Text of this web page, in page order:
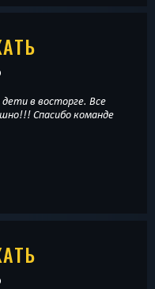
в восторге. Все
Спасибо команде